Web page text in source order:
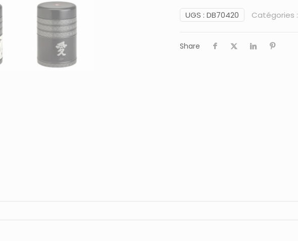
thé
grammes
UGS : DB70420 Catégories :
Share